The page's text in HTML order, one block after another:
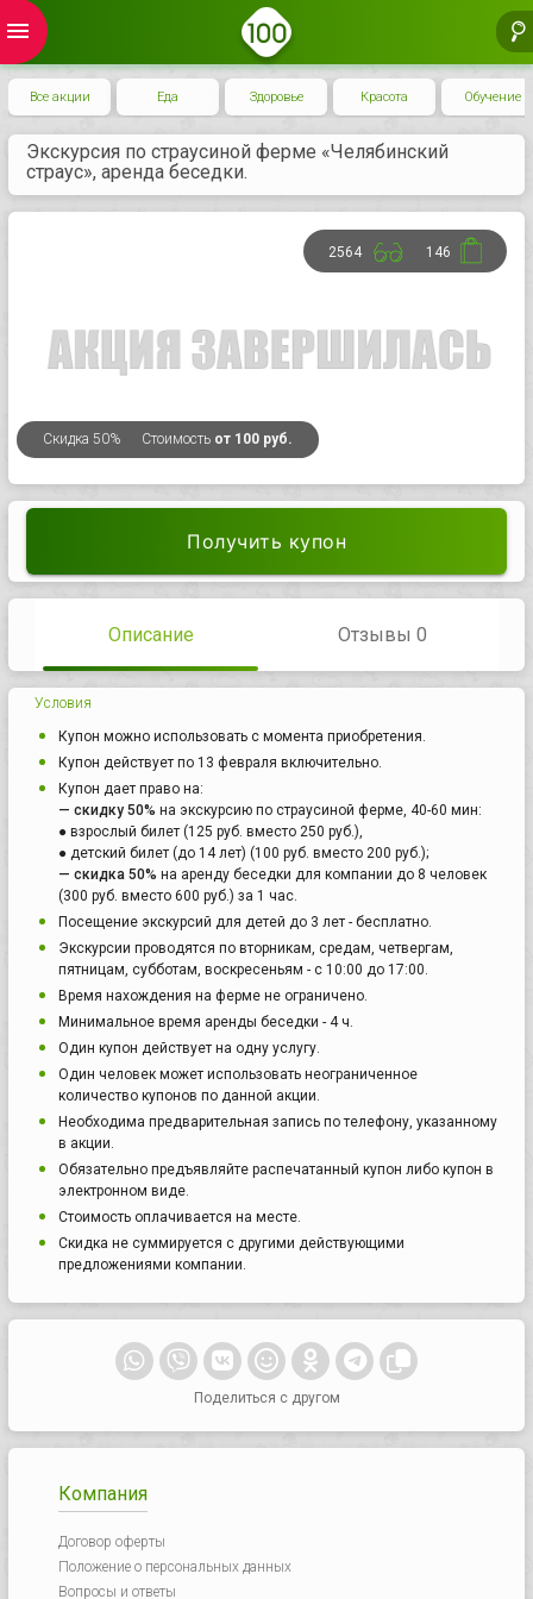
menu
Все акции Еда Здоровье Красота Обучение
Экскурсия по страусиной ферме «Челябинский
страус», аренда беседки.
Скидка 50% Стоимость от 100 руб.
2564 146
Получить купон
Описание Отзывы 0
Условия
Купон можно использовать с момента приобретения.
Купон действует по 13 февраля включительно.
Купон дает право на:
— скидку 50% на экскурсию по страусиной ферме, 40-60 мин:
● взрослый билет (125 руб. вместо 250 руб.),
● детский билет (до 14 лет) (100 руб. вместо 200 руб.);
— скидка 50% на аренду беседки для компании до 8 человек
(300 руб. вместо 600 руб.) за 1 час.
Посещение экскурсий для детей до 3 лет - бесплатно.
Экскурсии проводятся по вторникам, средам, четвергам,
пятницам, субботам, воскресеньям - с 10:00 до 17:00.
Время нахождения на ферме не ограничено.
Минимальное время аренды беседки - 4 ч.
Один купон действует на одну услугу.
Один человек может использовать неограниченное
количество купонов по данной акции.
Необходима предварительная запись по телефону, указанному
в акции.
Обязательно предъявляйте распечатанный купон либо купон в
электронном виде.
Стоимость оплачивается на месте.
Скидка не суммируется с другими действующими
предложениями компании.
Поделиться с другом
Компания
Договор оферты
Положение о персональных данных
Вопросы и ответы